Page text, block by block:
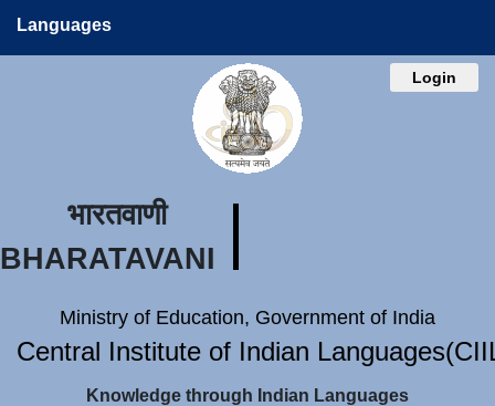
Languages
Login
भारतवाणी
BHARATAVANI
Ministry of Education, Government of India
Central Institute of Indian
Knowledge through Indian Languages